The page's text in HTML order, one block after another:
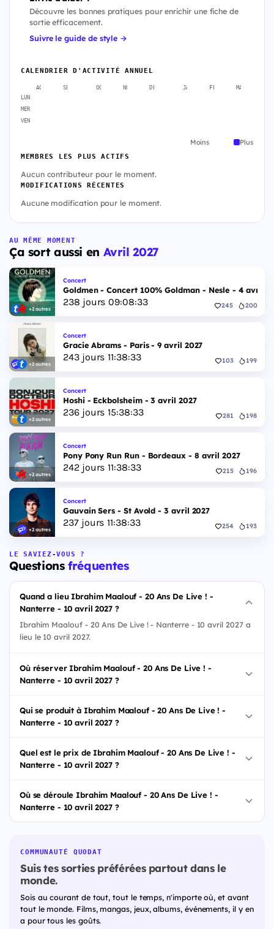
Découvre les bonnes pratiques pour enrichir une fiche de
sortie efficacement.
Suivre le guide de style →
CALENDRIER D'ACTIVITÉ ANNUEL
AOÛT SEPT. OCT. NOV. DÉC. JANV. FÉVR. MARS
LUN
MER
VEN
Moins Plus
MEMBRES LES PLUS ACTIFS
Aucun contributeur pour le moment.
MODIFICATIONS RÉCENTES
Aucune modification pour le moment.
AU MÊME MOMENT
Ça sort aussi en Avril 2027
+2 autres
Concert
Goldmen - Concert 100% Goldman - Nesle - 4 avril
238 jours 09:08:32 245 200
+2 autres
Concert
Gracie Abrams - Paris - 9 avril 2027
243jours 11:38:32 103 199
+2 autres
Concert
Hoshi - Eckbolsheim - 3 avril 2027
236jours 15:38:32 281 198
+2 autres
Concert
Pony Pony Run Run - Bordeaux - 8 avril 2027
242jours 11:38:32 215 196
+2 autres
Concert
Gauvain Sers - St Avold - 3 avril 2027
237jours 11:38:32 254 193
LE SAVIEZ-VOUS ?
Questionsfréquentes
Quand a lieu Ibrahim Maalouf - 20 Ans De Live ! -
Nanterre - 10 avril 2027 ?
Ibrahim Maalouf - 20 Ans De Live ! - Nanterre - 10 avril 2027 a
lieu le 10 avril 2027.
Où réserver Ibrahim Maalouf - 20 Ans De Live ! -
Nanterre - 10 avril 2027 ?
Qui se produit à Ibrahim Maalouf - 20 Ans De Live ! -
Nanterre - 10 avril 2027 ?
Quel est le prix de Ibrahim Maalouf - 20 Ans De Live ! -
Nanterre - 10 avril 2027 ?
Où se déroule Ibrahim Maalouf - 20 Ans De Live ! -
Nanterre - 10 avril 2027 ?
COMMUNAUTÉ QUODAT
Suis tes sorties préférées partout dans le
monde.
Sois au courant de tout, tout le temps, n'importe où, et avant
tout le monde. Films, mangas, jeux, albums, événements, il y en
a pour tous les goûts.